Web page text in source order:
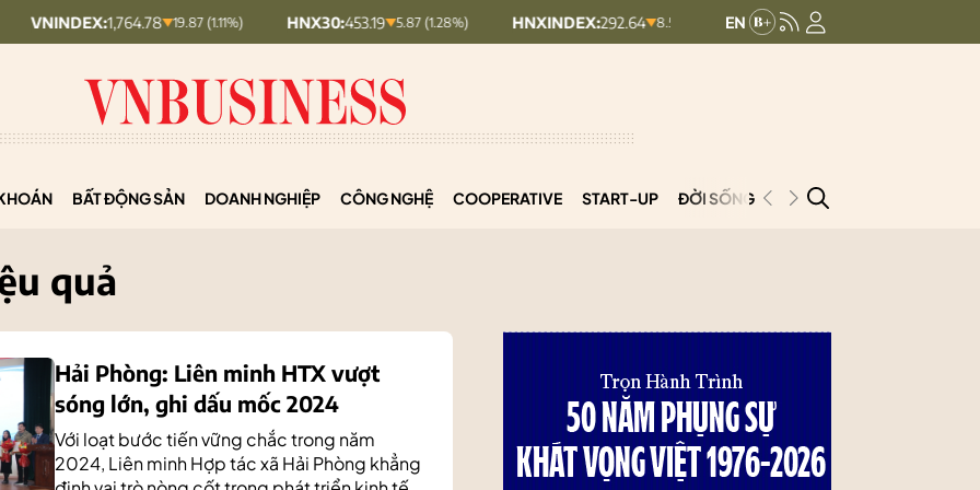
1,764.78 19.87 (1.11%) HNX30: 453.19 5.87 (1.28%) HNXINDEX: 292.64 8.56 (2.84%) UPCOMINDEX:127.17
BẤT ĐỘNG SẢN DOANH NGHIỆP CÔNG NGHỆ COOPERATIVE START-UP ĐỜI SỐNG PODCAST
quả
Hải Phòng: Liên minh HTX vượt
sóng lớn, ghi dấu mốc 2024
Với loạt bước tiến vững chắc trong năm
2024, Liên minh Hợp tác xã Hải Phòng khẳng